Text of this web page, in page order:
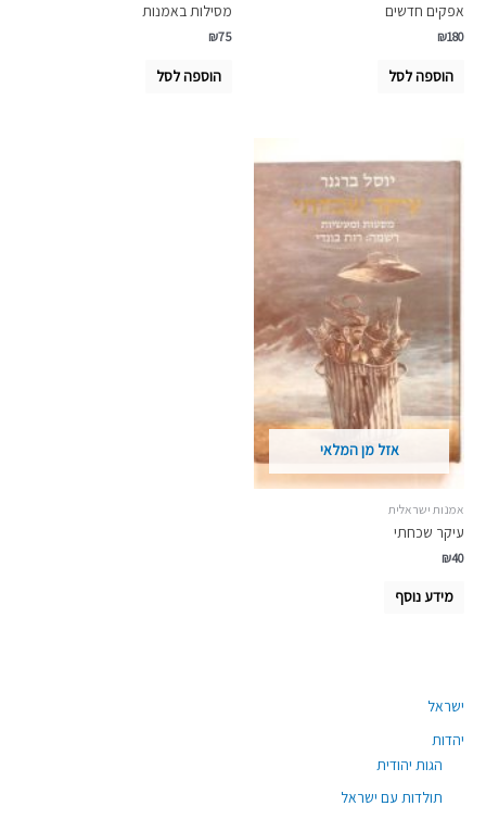
ישראל
יהדות
הגות יהודית
תולדות עם ישראל
אפקים חדשים
₪180
הוספה לסל
מסילות באמנות
₪75
הוספה לסל
אזל מן המלאי
אמנות ישראלית
עיקר שכחתי
₪40
מידע נוסף